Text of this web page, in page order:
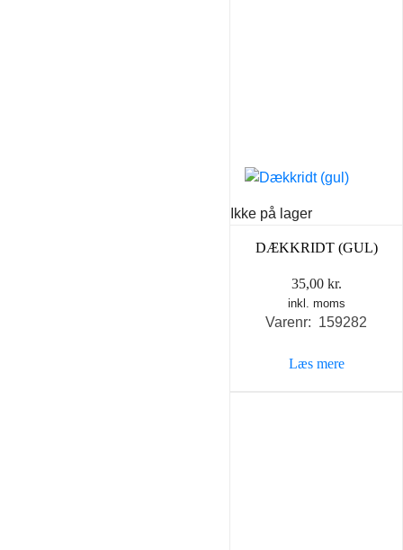
Ikke på lager
DÆKKRIDT (GUL)
35,00 kr.
inkl. moms
Varenr: 159282
Læs mere